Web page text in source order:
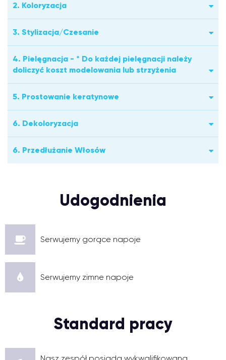
2. Koloryzacja
3. Stylizacja/Czesanie
4. Pielęgnacja - * Do każdej pielęgnacji należy
doliczyć koszt modelowania lub strzyżenia
5. Prostowanie keratynowe
6. Dekoloryzacja
6. Przedłużanie Włosów
Udogodnienia
Serwujemy gorące napoje
Serwujemy zimne napoje
Standard pracy